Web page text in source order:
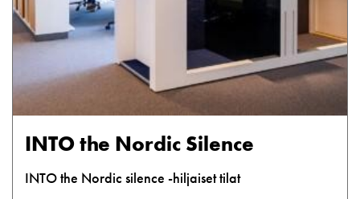
INTO the Nordic Silence
INTO the Nordic silence -hiljaiset tilat